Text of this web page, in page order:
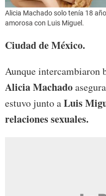
Alicia Machado solo tenía 18
amorosa con Luis Miguel.
Ciudad de México.
Aunque intercambiaron
Alicia Machado
estuvo junto aLuis
relaciones sexuales.